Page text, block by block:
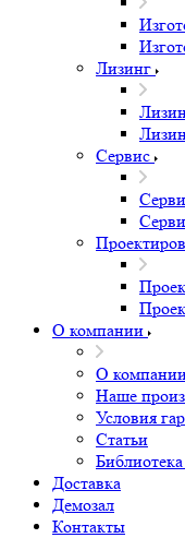
Лизинг
Сервис
О компании
О
Наше
Условия
Статьи
Доставка
Демозал
Контакты